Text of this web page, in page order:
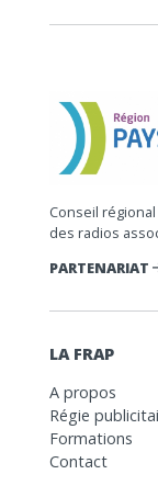
Conseil
des radios
PARTENARIAT
LA FRAP
A propos
Régie
Formations
Contact